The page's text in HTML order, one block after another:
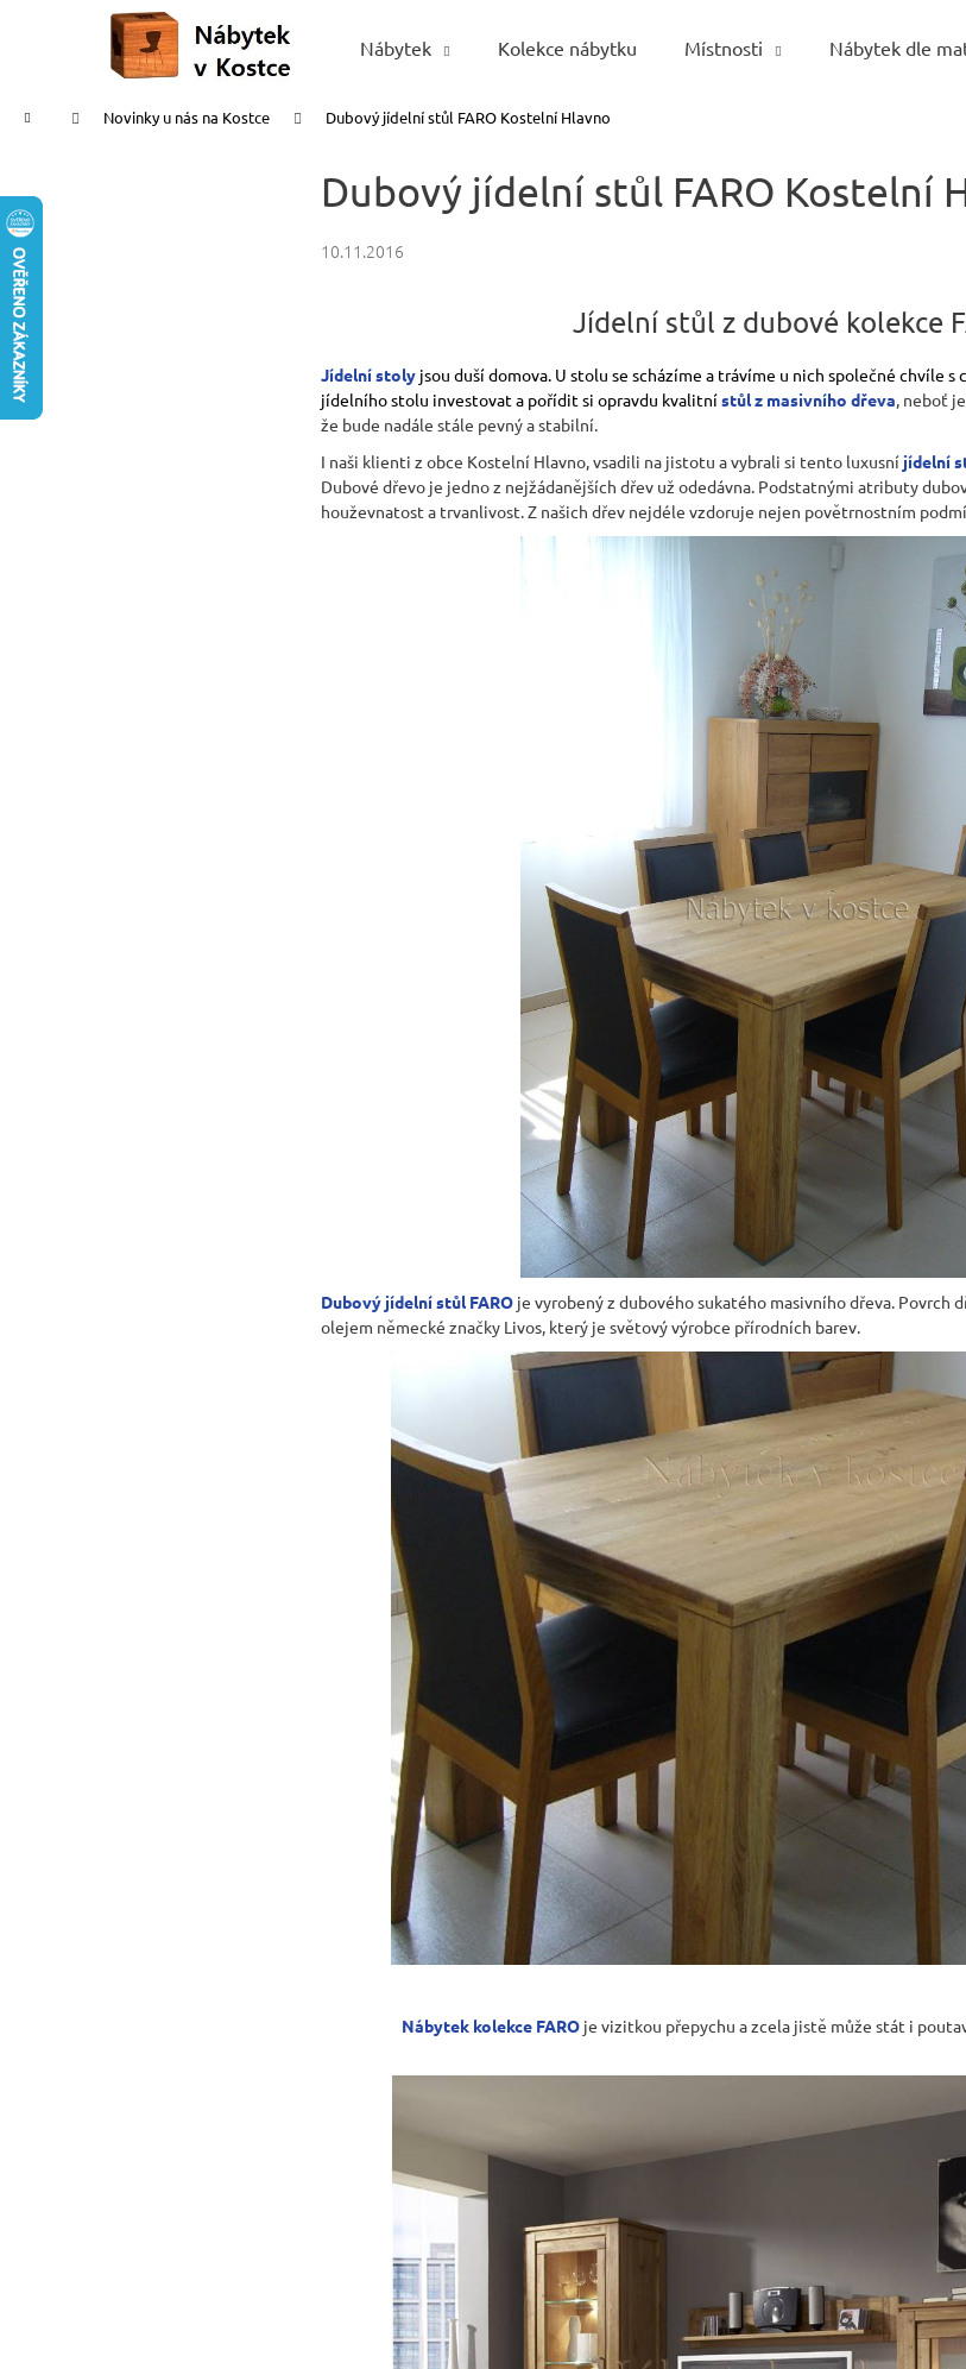
Nábytek Kolekce nábytku Místnosti Nábytek dle
Domů Novinky u nás na Kostce Dubový jídelní stůl FARO Kostelní Hlavno
Dubový jídelní stůl FARO Kostelní
10.11.2016
Jídelní stůl z dubové kolekce
Jídelní stoly jsou duší domova. U stolu se scházíme a trávíme u nich společné chvíle
jídelního stolu investovat a pořídit si opravdu kvalitnístůl z masivního dřeva, neboť
že bude nadále stále pevný a stabilní.
I naši klienti z obce Kostelní Hlavno, vsadili na jistotu a vybrali si tento luxusní jídelní
Dubové dřevo je jedno z nejžádanějších dřev už odedávna. Podstatnými atributy
houževnatost a trvanlivost. Z našich dřev nejdéle vzdoruje nejen povětrnostním
Dubový jídelní stůl FARO je vyrobený z dubového sukatého masivního dřeva. Povrch
olejem německé značky Livos, který je světový výrobce přírodních barev.
Nábytek kolekce FAROje vizitkou přepychu a zcela jistě může stát i
Zpět
obchodu
Zpět
obchodu
Co potřebujete najít?
Doporučujeme
JÍDELNÍ ŽIDLE MEXICANA SIL25
6